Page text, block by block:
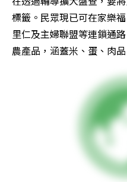
標籤。民眾現已可在家樂
里仁及主婦聯盟等連鎖通
農產品，涵蓋米、蛋、肉